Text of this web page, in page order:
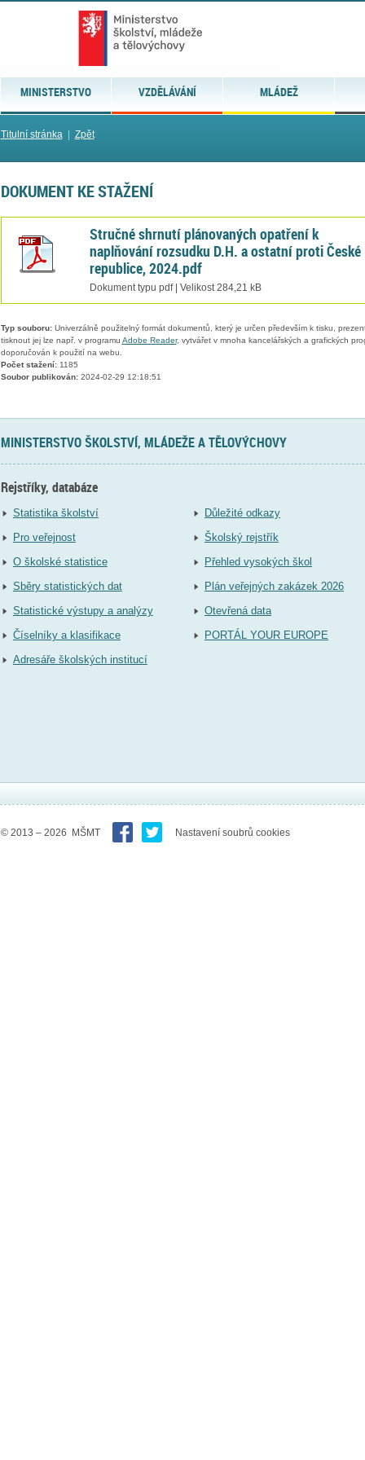
MINISTERSTVO VZDĚLÁVÁNÍ MLÁDEŽ
Titulní stránka| Zpět
DOKUMENT KE STAŽENÍ
Stručné shrnutí plánovaných opatření k
naplňování rozsudku D.H. a ostatní proti České
republice, 2024.pdf
Dokument typu pdf | Velikost 284,21 kB
Typ souboru:Univerzálně použitelný formát dokumentů, který je určen především k tisku,
tisknout jej lze např. v programu Adobe Reader, vytvářet v mnoha kancelářských a grafických
doporučován k použití na webu.
Počet stažení:1185
Soubor publikován:2024-02-29 12:18:51
MINISTERSTVO ŠKOLSTVÍ, MLÁDEŽE A TĚLOVÝCHOVY
Rejstříky, databáze
Statistika školství
Pro veřejnost
O školské statistice
Sběry statistických dat
Statistické výstupy a analýzy
Číselníky a klasifikace
Adresáře školských institucí
Důležité odkazy
Školský rejstřík
Přehled vysokých škol
Plán veřejných zakázek 2026
Otevřená data
PORTÁL YOUR EUROPE
© 2013 – 2026 MŠMT Nastavení soubrů cookies